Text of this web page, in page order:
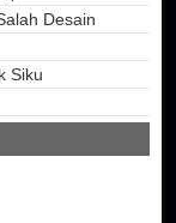
Desain
Siku